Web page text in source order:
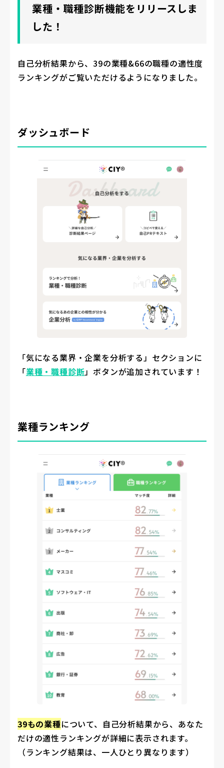
業種・職種診断機能をリリースしま
した！
自己分析結果から、39の業種&66の職種の適性度
ランキングがご覧いただけるようになりました。
ダッシュボード
「気になる業界・企業を分析する」セクションに
「業種・職種診断」ボタンが追加されています！
業種ランキング
39もの業種について、自己分析結果から、あなた
だけの適性ランキングが詳細に表示されます。
（ランキング結果は、一人ひとり異なります）